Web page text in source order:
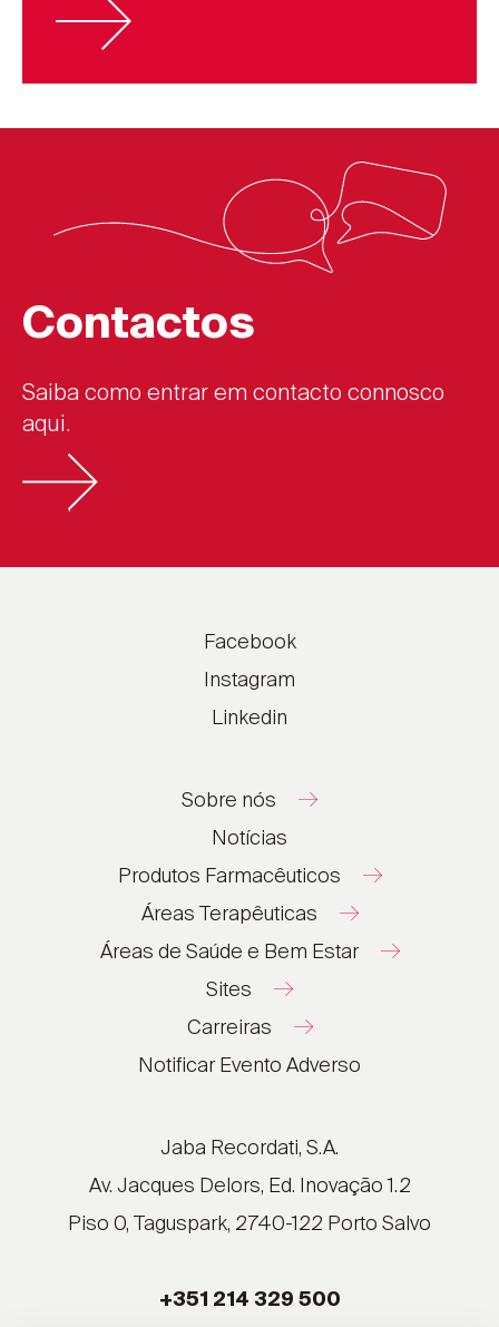
Contactos
Saiba como entrar em contacto connosco
aqui.
Facebook
Instagram
Linkedin
Sobre nós
Notícias
Produtos Farmacêuticos
Áreas Terapêuticas
Áreas de Saúde e Bem Estar
Sites
®
®
®
®
Carreiras
Notificar Evento Adverso
Jaba Recordati, S.A.
Av. Jacques Delors, Ed. Inovação 1.2
Piso 0, Taguspark, 2740-122 Porto Salvo
+351 214 329 500